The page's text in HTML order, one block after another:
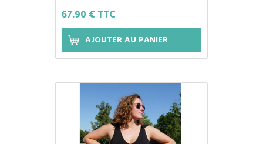
Bleu - PLIM -
67.90 € TTC
AJOUTER AU PANIER